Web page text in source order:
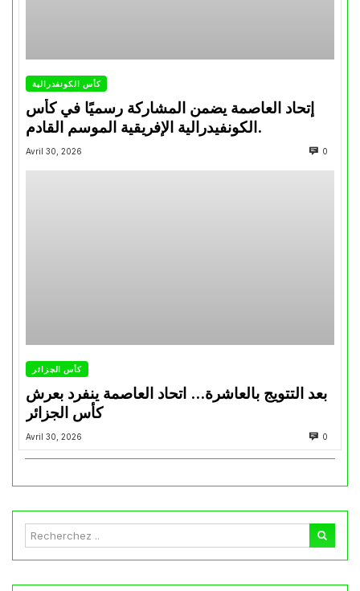
كأس الكونفدرالية
إتحاد العاصمة يضمن المشاركة رسميًا في كأس
الكونفيدرالية الإفريقية الموسم القادم.
Avril 30, 2026 0
كأس الجزائر
بعد التتويج بالعاشرة… اتحاد العاصمة ينفرد بعرش
كأس الجزائر
Avril 30, 2026 0